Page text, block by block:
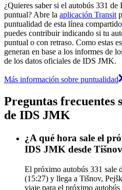
¿Quieres saber si el autobús 331
puntual? Abre la aplicación Transit
puntualidad de esta línea
puedes contribuir indicando si tu
puntual o con retraso. Como estas
generan en base a los informes de
de los datos oficiales de IDS JMK.
Más información sobre puntualidad
Preguntas frecuentes
de IDS JMK
¿A qué hora sale el
IDS JMK desde
El próximo autobús 331 sale
(15:27) y llega a Tišnov,
viaje para el próximo